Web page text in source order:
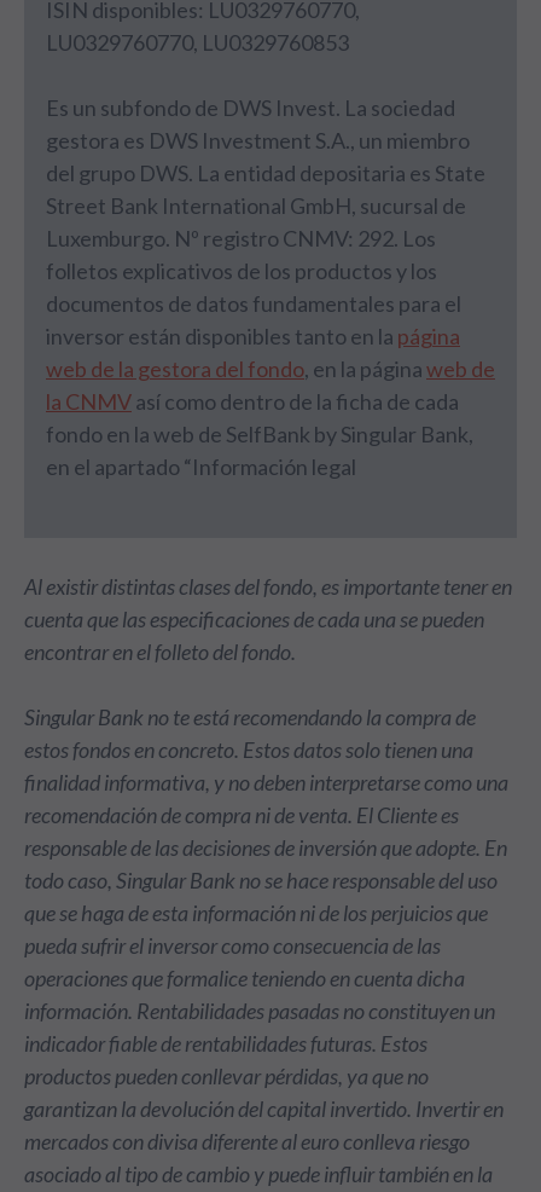
ISIN disponibles: LU0329760770,
LU0329760770, LU0329760853
Es un subfondo de DWS Invest. La sociedad
gestora es DWS Investment S.A., un miembro
del grupo DWS. La entidad depositaria es State
Street Bank International GmbH, sucursal de
Luxemburgo. Nº registro CNMV: 292. Los
folletos explicativos de los productos y los
documentos de datos fundamentales para el
inversor están disponibles tanto en la página
web de la gestora del fondo, en la páginaweb de
la CNMVasí como dentro de la ficha de cada
fondo en la web de SelfBank by Singular Bank,
en el apartado “Información legal
Al existir distintas clases del fondo, es importante tener en
cuenta que las especificaciones de cada una se pueden
encontrar en el folleto del fondo.
Singular Bank no te está recomendando la compra de
estos fondos en concreto. Estos datos solo tienen una
finalidad informativa, y no deben interpretarse como una
recomendación de compra ni de venta. El Cliente es
responsable de las decisiones de inversión que adopte. En
todo caso, Singular Bank no se hace responsable del uso
que se haga de esta información ni de los perjuicios que
pueda sufrir el inversor como consecuencia de las
operaciones que formalice teniendo en cuenta dicha
información. Rentabilidades pasadas no constituyen un
indicador fiable de rentabilidades futuras. Estos
productos pueden conllevar pérdidas, ya que no
garantizan la devolución del capital invertido. Invertir en
mercados con divisa diferente al euro conlleva riesgo
asociado al tipo de cambio y puede influir también en la